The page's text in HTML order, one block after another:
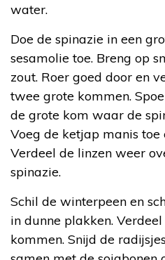
water.
Doe de spinazie in een
sesamolie toe. Breng op
zout. Roer goed door en
twee grote kommen.
de grote kom waar de
Voeg de ketjap manis toe
Verdeel de linzen weer
spinazie.
Schil de winterpeen en
in dunne plakken.
kommen. Snijd de